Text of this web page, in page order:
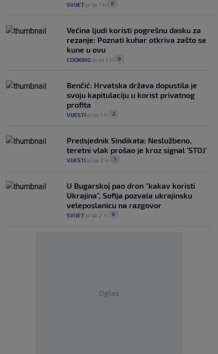
SVIJET prije 1 h 0
Većina ljudi koristi pogrešnu dasku za
rezanje: Poznati kuhar otkriva zašto se
kune u ovu
COOKING prije 1 h 0
Benčić: Hrvatska država dopustila je
svoju kapitulaciju u korist privatnog
profita
VIJESTI prije 1 h 2
Predsjednik Sindikata: Neslužbeno,
teretni vlak prošao je kroz signal 'STOJ'
VIJESTI prije 2 h 1
U Bugarskoj pao dron "kakav koristi
Ukrajina", Sofija pozvala ukrajinsku
veleposlanicu na razgovor
SVIJET prije 2 h 0
Oglas